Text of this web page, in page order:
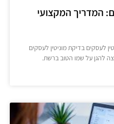
המדריך המקצועי
לעסקים בדיקת מוניטין לעסקים
להגן על שמו הטוב ברשת.